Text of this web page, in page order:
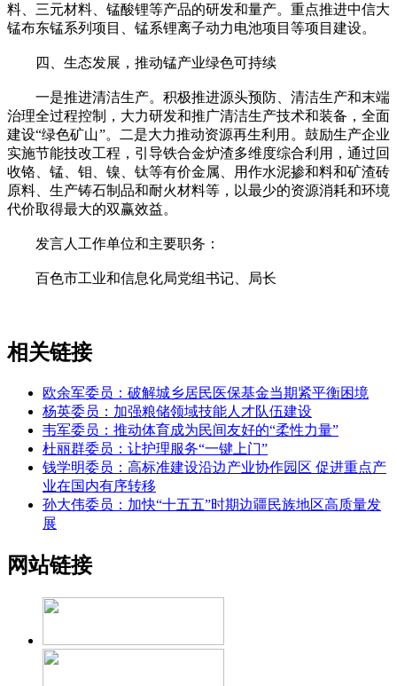
料、三元材料、锰酸锂等产品的研发和量产。重点推进中信大
锰布东锰系列项目、锰系锂离子动力电池项目等项目建设。
四、生态发展，推动锰产业绿色可持续
一是推进清洁生产。积极推进源头预防、清洁生产和末端
治理全过程控制，大力研发和推广清洁生产技术和装备，全面
建设“绿色矿山”。二是大力推动资源再生利用。鼓励生产企业
实施节能技改工程，引导铁合金炉渣多维度综合利用，通过回
收铬、锰、钼、镍、钛等有价金属、用作水泥掺和料和矿渣砖
原料、生产铸石制品和耐火材料等，以最少的资源消耗和环境
代价取得最大的双赢效益。
发言人工作单位和主要职务：
百色市工业和信息化局党组书记、局长
相关链接
欧余军委员：破解城乡居民医保基金当期紧平衡困境
杨英委员：加强粮储领域技能人才队伍建设
韦军委员：推动体育成为民间友好的“柔性力量”
杜丽群委员：让护理服务“一键上门”
钱学明委员：高标准建设沿边产业协作园区 促进重点产
业在国内有序转移
孙大伟委员：加快“十五五”时期边疆民族地区高质量发
展
网站链接